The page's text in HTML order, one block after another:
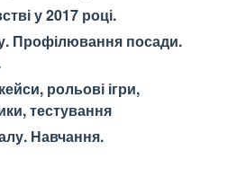
у 2017 році.
Профілювання посади.
рольові ігри,
тестування
Навчання.